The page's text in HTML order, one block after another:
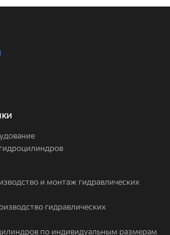
и монтаж гидравлических
гидравлических
по индивидуальным размерам